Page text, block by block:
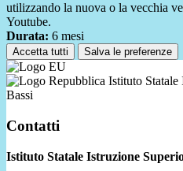
utilizzando la nuova o la vecchia
Youtube.
Durata: 6 mesi
Accetta tutti Salva le preferenze
Istituto Statale
Bassi
Contatti
Istituto Statale Istruzione